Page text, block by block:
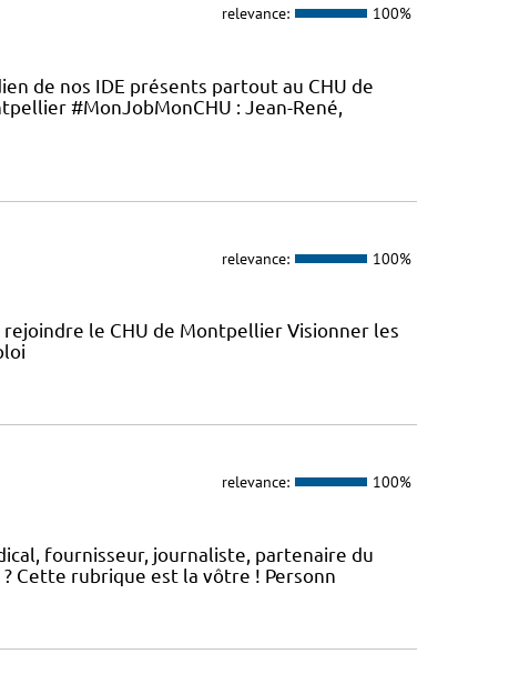
relevance: 100%
de nos IDE présents partout au CHU de
#MonJobMonCHU : Jean-René,
relevance: 100%
le CHU de Montpellier Visionner les
relevance: 100%
fournisseur, journaliste, partenaire du
Cette rubrique est la vôtre ! Personn